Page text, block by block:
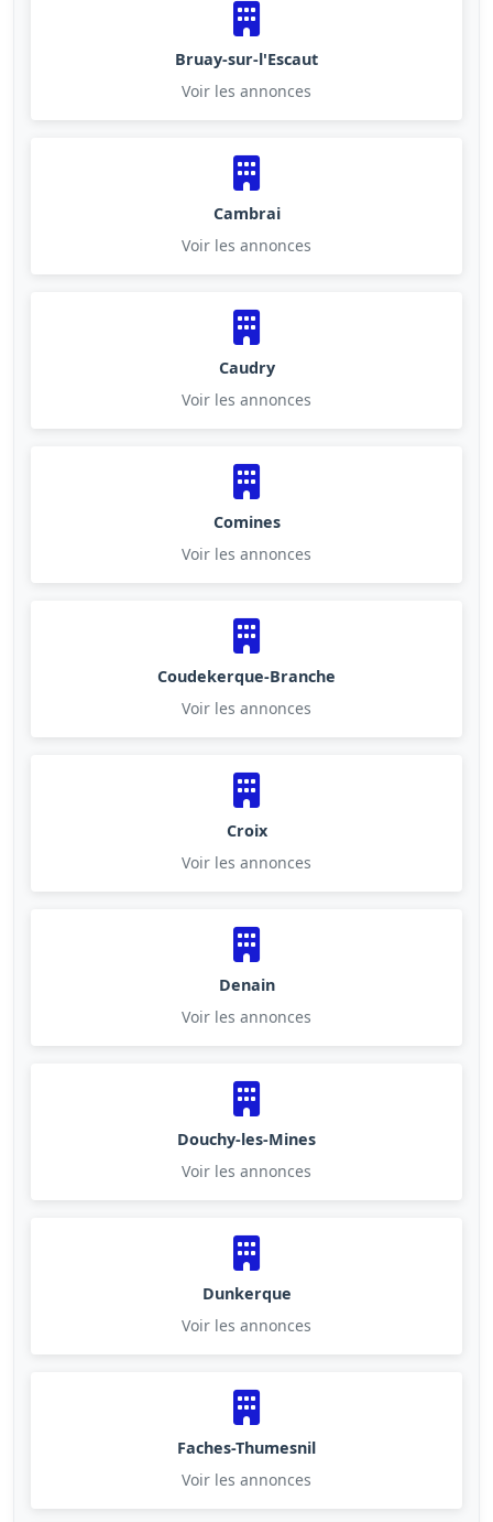
Bruay-sur-l'Escaut
Voir les annonces
Cambrai
Voir les annonces
Caudry
Voir les annonces
Comines
Voir les annonces
Coudekerque-Branche
Voir les annonces
Croix
Voir les annonces
Denain
Voir les annonces
Douchy-les-Mines
Voir les annonces
Dunkerque
Voir les annonces
Faches-Thumesnil
Voir les annonces